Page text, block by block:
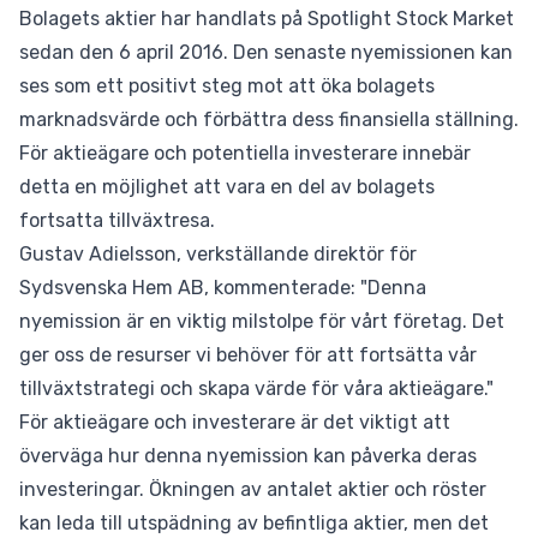
Bolagets aktier har handlats på Spotlight Stock Market
sedan den 6 april 2016. Den senaste nyemissionen kan
ses som ett positivt steg mot att öka bolagets
marknadsvärde och förbättra dess finansiella ställning.
För aktieägare och potentiella investerare innebär
detta en möjlighet att vara en del av bolagets
fortsatta tillväxtresa.
Gustav Adielsson, verkställande direktör för
Sydsvenska Hem AB, kommenterade: "Denna
nyemission är en viktig milstolpe för vårt företag. Det
ger oss de resurser vi behöver för att fortsätta vår
tillväxtstrategi och skapa värde för våra aktieägare."
För aktieägare och investerare är det viktigt att
överväga hur denna nyemission kan påverka deras
investeringar. Ökningen av antalet aktier och röster
kan leda till utspädning av befintliga aktier, men det